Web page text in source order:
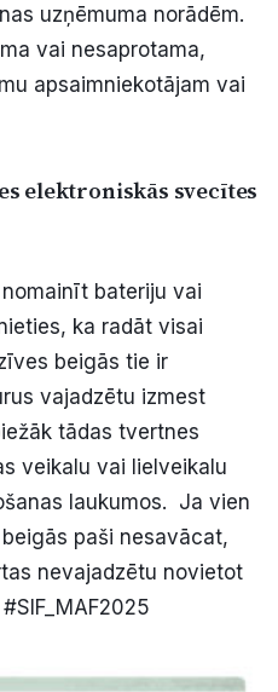
uzņēmuma norādēm.
vai nesaprotama,
apsaimniekotājam vai
elektroniskās svecītes
bateriju vai
ka radāt visai
beigās tie ir
vajadzētu izmest
tādas tvertnes
veikalu vai lielveikalu
laukumos. Ja vien
paši nesavācat,
nevajadzētu novietot